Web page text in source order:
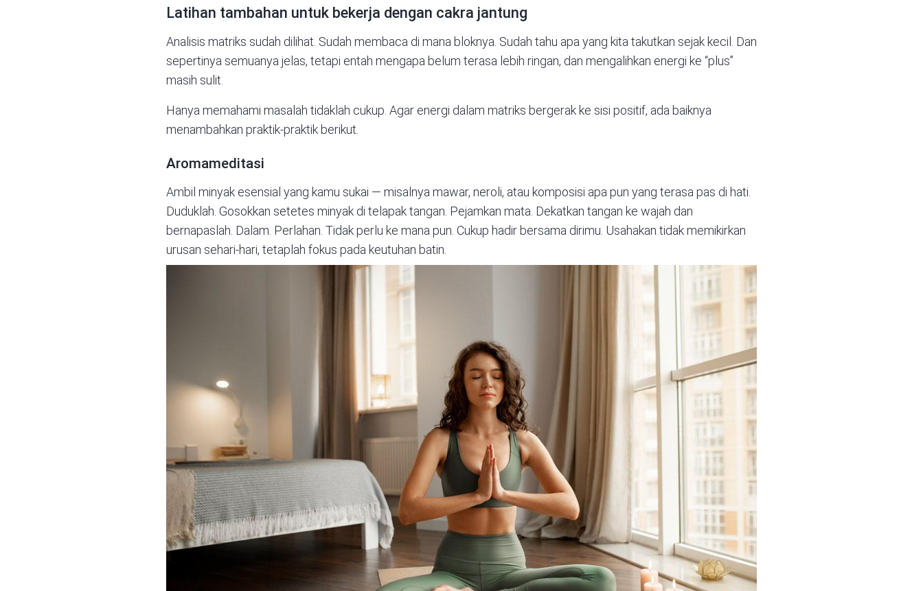
Latihan tambahan untuk bekerja dengan cakra jantung
Analisis matriks sudah dilihat. Sudah membaca di mana bloknya. Sudah tahu apa yang kita takutkan sejak kecil. Dan
sepertinya semuanya jelas, tetapi entah mengapa belum terasa lebih ringan, dan mengalihkan energi ke “plus”
masih sulit.
Hanya memahami masalah tidaklah cukup. Agar energi dalam matriks bergerak ke sisi positif, ada baiknya
menambahkan praktik-praktik berikut.
Aromameditasi
Ambil minyak esensial yang kamu sukai — misalnya mawar, neroli, atau komposisi apa pun yang terasa pas di hati.
Duduklah. Gosokkan setetes minyak di telapak tangan. Pejamkan mata. Dekatkan tangan ke wajah dan
bernapaslah. Dalam. Perlahan. Tidak perlu ke mana pun. Cukup hadir bersama dirimu. Usahakan tidak memikirkan
urusan sehari-hari, tetaplah fokus pada keutuhan batin.